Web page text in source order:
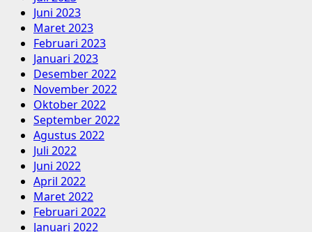
Juni 2023
Maret 2023
Februari 2023
Januari 2023
Desember 2022
November 2022
Oktober 2022
September 2022
Agustus 2022
Juli 2022
Juni 2022
April 2022
Maret 2022
Februari 2022
Januari 2022